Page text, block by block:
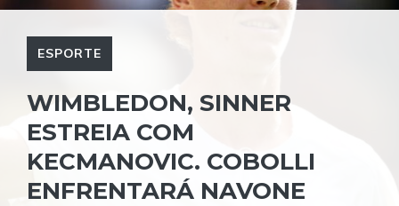
ESPORTE
WIMBLEDON, SINNER
ESTREIA COM
KECMANOVIC. COBOLLI
ENFRENTARÁ NAVONE